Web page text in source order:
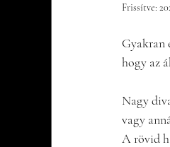
Frissítve:
Gyakran
hogy az
Nagy
vagy
A rövid